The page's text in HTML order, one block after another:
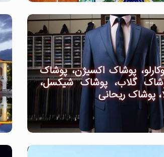
پوشاک اکسیژن، پوشاک
گلاب، پوشاک شیکسل،
پوشاک ریحانی